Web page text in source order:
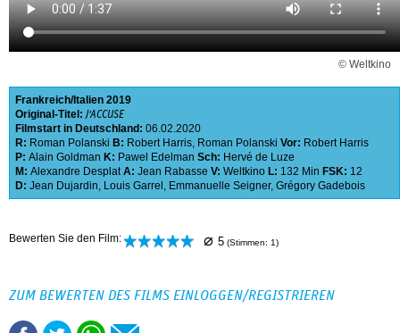
© Weltkino
Frankreich Italien 2019
Original-Titel: J'ACCUSE
Filmstart in Deutschland: 06.02.2020
R: Roman Polanski B: Robert Harris, Roman Polanski Vor: Robert Harris
P: Alain Goldman K: Pawel Edelman Sch: Hervé de Luze
M: Alexandre Desplat A: Jean Rabasse V: Weltkino L: 132 Min FSK: 12
D: Jean Dujardin, Louis Garrel , Emmanuelle Seigner, Grégory Gadebois
Bewerten Sie den Film: ⌀ 5 (Stimmen: 1)
ZUM BEWERTEN DES FILMS EINLOGGEN/REGISTRIEREN